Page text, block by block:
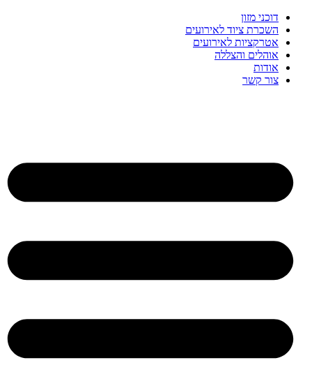
דוכני מזון
השכרת ציוד לאירועים
אטרקציות לאירועים
אוהלים והצללה
אודות
צור קשר